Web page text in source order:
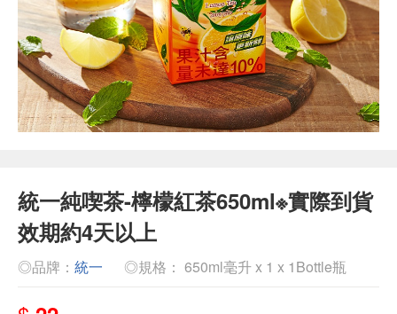
統一純喫茶-檸檬紅茶650ml※實際到貨
效期約4天以上
◎品牌： 統一 ◎規格： 650ml毫升 x 1 x 1Bottle瓶